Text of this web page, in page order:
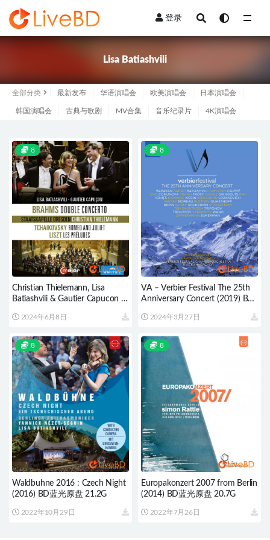
登录
Lisa Batiashvili
全部分类 最新发布 华语演唱会 欧美演唱会 日本演唱会
韩国演唱会 古典与歌剧 MV合集 音乐纪录片 4K演唱会
8
Christian Thielemann, Lisa
Batiashvili & Gautier Capucon –
(2021) BD蓝光原盘 22.2G
2024年6月8日
8
VA – Verbier Festival The 25th
Anniversary Concert (2019) BD
2024年3月27日
8
Waldbuhne 2016 : Czech Night
(2016) BD蓝光原盘 21.2G
2022年10月29日
8
Europakonzert 2007 from Berlin
(2014) BD蓝光原盘 20.7G
2022年7月26日